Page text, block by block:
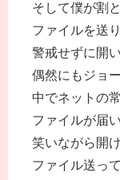
そして僕が割
ファイルを送
警戒せずに開
偶然にもジョ
中でネットの
ファイルが届
笑いながら開
ファイル送っ